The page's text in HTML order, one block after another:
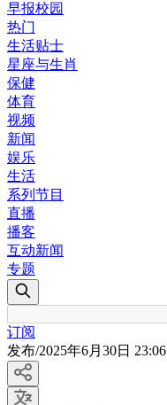
早报校园
热门
生活贴士
星座与生肖
保健
体育
视频
新闻
娱乐
生活
系列节目
直播
播客
互动新闻
专题
订阅
发布/2025年6月30日 23:06